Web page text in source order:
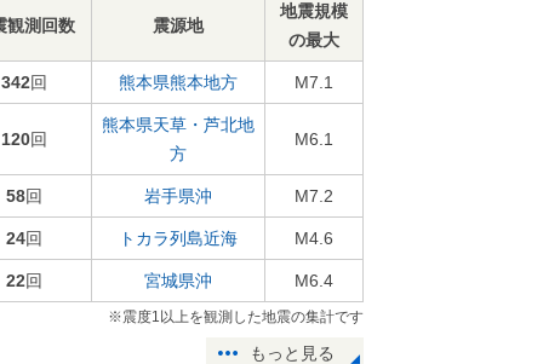
観測回数 震源地
地震規模
の最大
342回 熊本県熊本地方 M7.1
120回
熊本県天草・芦北地
方
M6.1
58回 岩手県沖 M7.2
24回 トカラ列島近海 M4.6
22回 宮城県沖 M6.4
※震度1以上を観測した地震の集計です
もっと見る